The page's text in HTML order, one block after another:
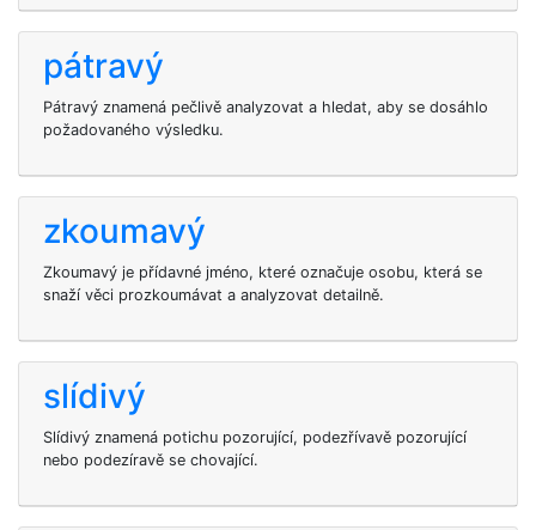
pátravý
Pátravý znamená pečlivě analyzovat a hledat, aby se dosáhlo
požadovaného výsledku.
zkoumavý
Zkoumavý je přídavné jméno, které označuje osobu, která se
snaží věci prozkoumávat a analyzovat detailně.
slídivý
Slídivý znamená potichu pozorující, podezřívavě pozorující
nebo podezíravě se chovající.